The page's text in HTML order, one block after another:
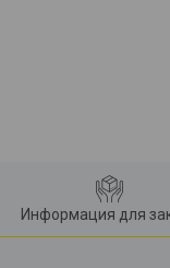
Информация для